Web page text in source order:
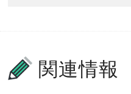
関連情報